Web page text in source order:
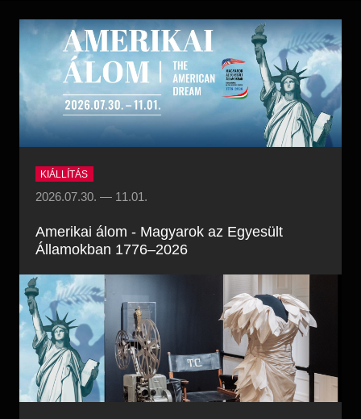
Régészet
Tagintézmények
Felnőttképzés
Közérdekű adatok
Képcsarnok
Történeti Fényképtár
Éremtár
Adattár
Központi Könyvtár
Amerikai álom - Magyarok az Egyesült
Államokban 1776–2026
KIÁLLÍTÁS
2026.07.30. — 11.01.